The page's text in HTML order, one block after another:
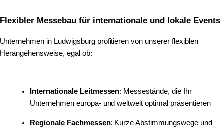
Flexibler Messebau für internationale und lokale Events
Unternehmen in Ludwigsburg profitieren von unserer flexiblen
Herangehensweise, egal ob:
Internationale Leitmessen: Messestände, die Ihr
Unternehmen europa- und weltweit optimal präsentieren
Regionale Fachmessen: Kurze Abstimmungswege und